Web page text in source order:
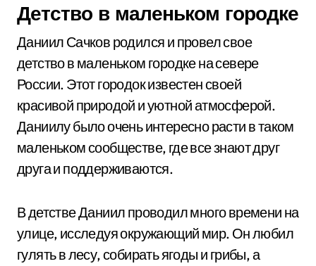
Детство в маленьком городке
Даниил Сачков родился и провел свое
детство в маленьком городке на севере
России. Этот городок известен своей
красивой природой и уютной атмосферой.
Даниилу было очень интересно расти в таком
маленьком сообществе, где все знают друг
друга и поддерживаются.
В детстве Даниил проводил много времени на
улице, исследуя окружающий мир. Он любил
гулять в лесу, собирать ягоды и грибы, а